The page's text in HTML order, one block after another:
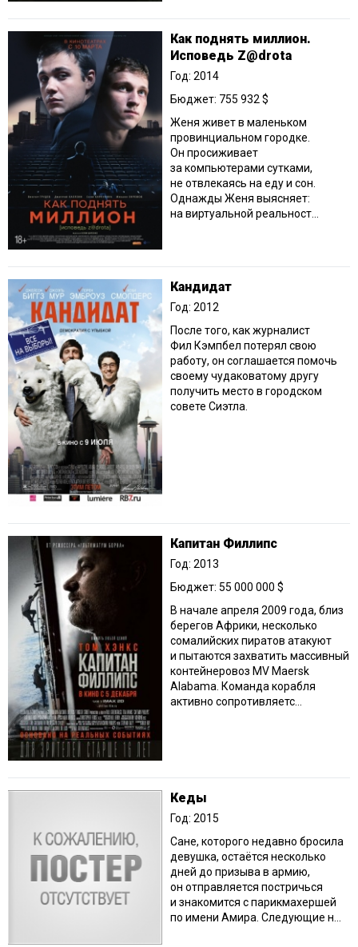
Как поднять миллион.
Исповедь Z@drota
Год: 2014
Бюджет: 755 932 $
Женя живет в маленьком
провинциальном городке.
Он просиживает
за компьютерами сутками,
не отвлекаясь на еду и сон.
Однажды Женя выясняет:
на виртуальной реальност...
Кандидат
Год: 2012
После того, как журналист
Фил Кэмпбел потерял свою
работу, он соглашается помочь
своему чудаковатому другу
получить место в городском
совете Сиэтла.
Капитан Филлипс
Год: 2013
Бюджет: 55 000 000 $
В начале апреля 2009 года, близ
берегов Африки, несколько
сомалийских пиратов атакуют
и пытаются захватить массивный
контейнеровоз MV Maersk
Alabama. Команда корабля
активно сопротивляетс...
Кеды
Год: 2015
Сане, которого недавно бросила
девушка, остаётся несколько
дней до призыва в армию,
он отправляется постричься
и знакомится с парикмахершей
по имени Амира. Следующие н...